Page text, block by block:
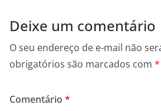
Deixe um comentário
O seu endereço de e-mail não
obrigatórios são marcados com *
Comentário *